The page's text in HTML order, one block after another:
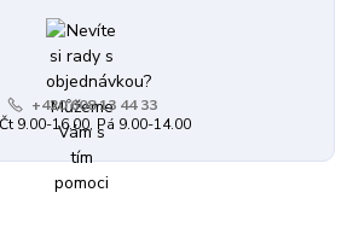
+420 608 13 44 33
9.00-16.00, Pá 9.00-14.00